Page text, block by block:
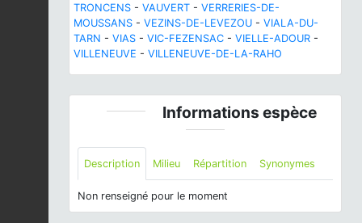
TRONCENS - VAUVERT - VERRERIES-DE-
MOUSSANS - VEZINS-DE-LEVEZOU - VIALA-DU-
TARN - VIAS - VIC-FEZENSAC - VIELLE-ADOUR -
VILLENEUVE - VILLENEUVE-DE-LA-RAHO
Informations espèce
Description Milieu Répartition Synonymes
Non renseigné pour le moment